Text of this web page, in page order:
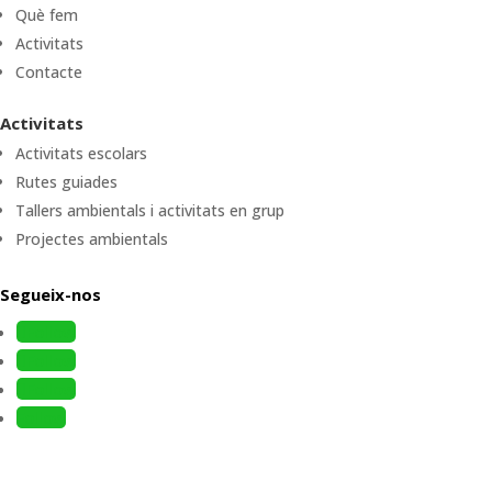
Què fem
Activitats
Contacte
Activitats
Activitats escolars
Rutes guiades
Tallers ambientals i activitats en grup
Projectes ambientals
Segueix-nos
Follow
Follow
Follow
Follow